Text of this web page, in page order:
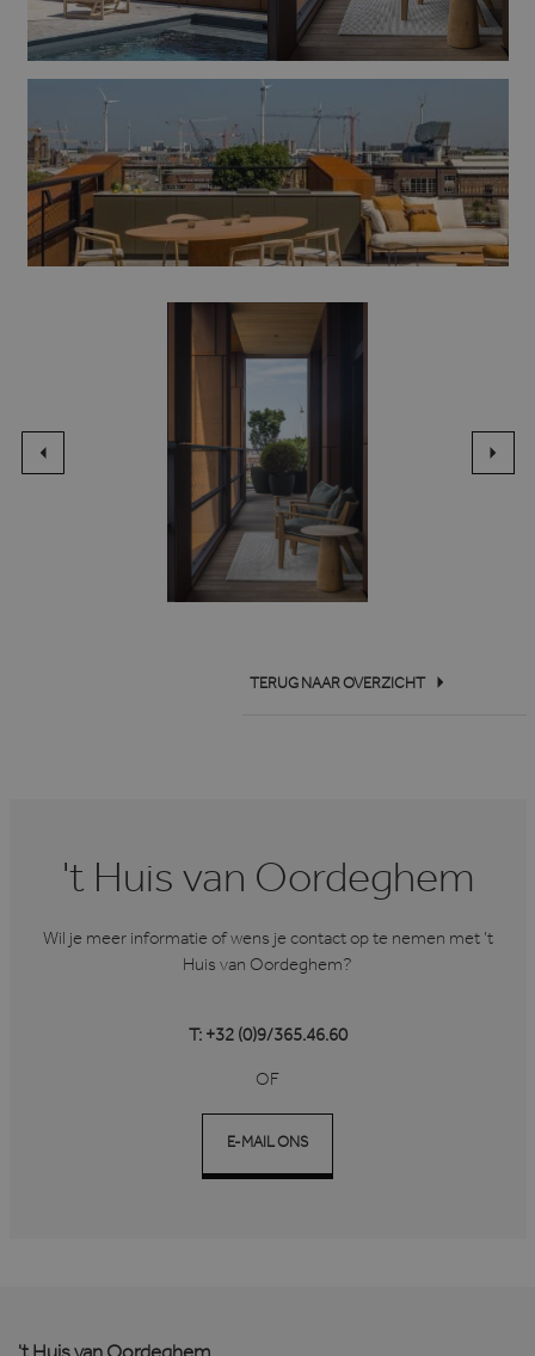
TERUG NAAR OVERZICHT
't Huis van Oordeghem
Wil je meer informatie of wens je contact op te nemen met ’t
Huis van Oordeghem?
T: +32 (0)9/365.46.60
OF
E-MAIL ONS